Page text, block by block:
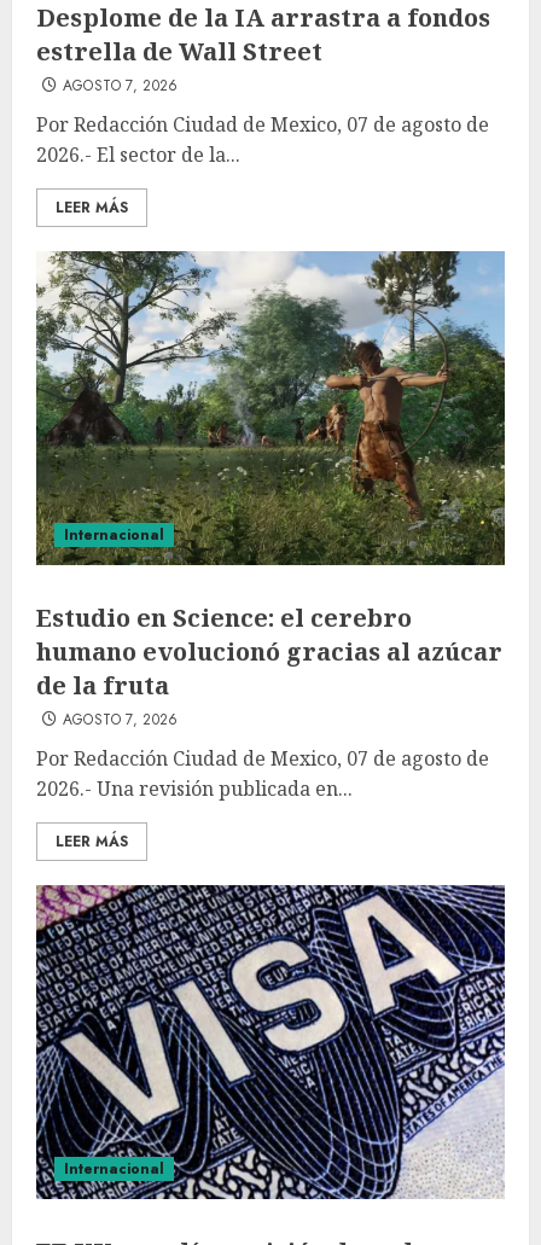
Desplome de la IA arrastra a fondos
estrella de Wall Street
AGOSTO 7, 2026
Por Redacción Ciudad de Mexico, 07 de agosto de
2026.- El sector de la...
LEER MÁS
Internacional
Estudio en Science: el cerebro
humano evolucionó gracias al azúcar
de la fruta
AGOSTO 7, 2026
Por Redacción Ciudad de Mexico, 07 de agosto de
2026.- Una revisión publicada en...
LEER MÁS
Internacional